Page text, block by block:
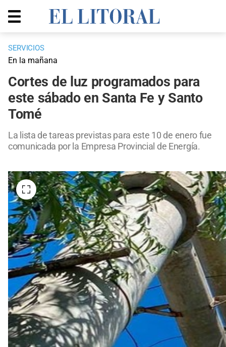
SERVICIOS
En la mañana
Cortes de luz programados para
este sábado en Santa Fe y Santo
Tomé
La lista de tareas previstas para este 10 de enero fue
comunicada por la Empresa Provincial de Energía.